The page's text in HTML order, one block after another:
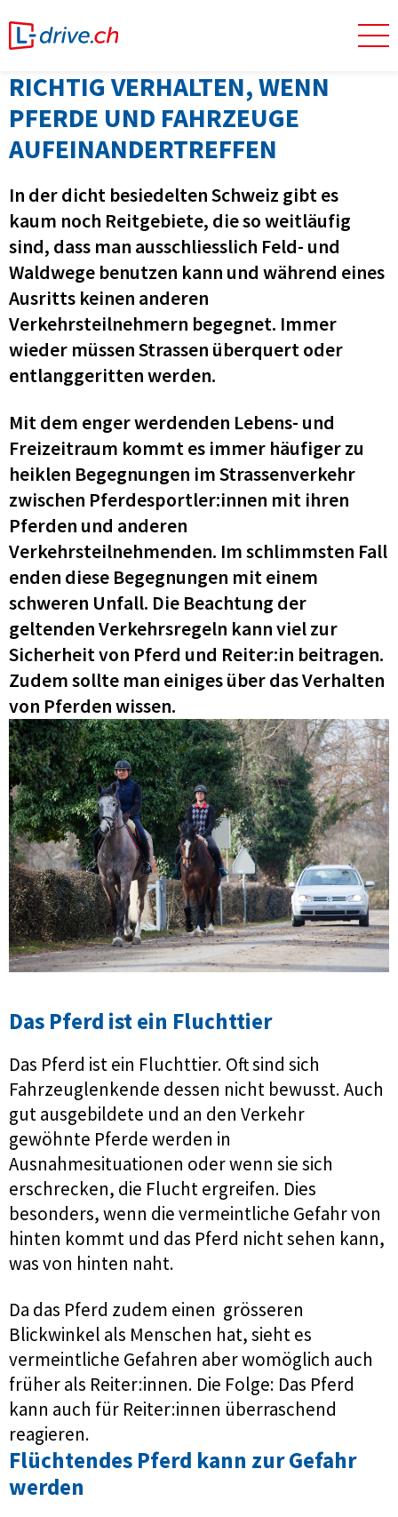
RICHTIG VERHALTEN, WENN
PFERDE UND FAHRZEUGE
AUFEINANDERTREFFEN
In der dicht besiedelten Schweiz gibt es
kaum noch Reitgebiete, die so weitläufig
sind, dass man ausschliesslich Feld- und
Waldwege benutzen kann und während eines
Ausritts keinen anderen
Verkehrsteilnehmern begegnet. Immer
wieder müssen Strassen überquert oder
entlanggeritten werden.
Mit dem enger werdenden Lebens- und
Freizeitraum kommt es immer häufiger zu
heiklen Begegnungen im Strassenverkehr
zwischen Pferdesportler:innen mit ihren
Pferden und anderen
Verkehrsteilnehmenden. Im schlimmsten Fall
enden diese Begegnungen mit einem
schweren Unfall. Die Beachtung der
geltenden Verkehrsregeln kann viel zur
Sicherheit von Pferd und Reiter:in beitragen.
Zudem sollte man einiges über das Verhalten
von Pferden wissen.
Das Pferd ist ein Fluchttier
Das Pferd ist ein Fluchttier. Oft sind sich
Fahrzeuglenkende dessen nicht bewusst. Auch
gut ausgebildete und an den Verkehr
gewöhnte Pferde werden in
Ausnahmesituationen oder wenn sie sich
erschrecken, die Flucht ergreifen. Dies
besonders, wenn die vermeintliche Gefahr von
hinten kommt und das Pferd nicht sehen kann,
was von hinten naht.
Da das Pferd zudem einen grösseren
Blickwinkel als Menschen hat, sieht es
vermeintliche Gefahren aber womöglich auch
früher als Reiter:innen. Die Folge: Das Pferd
kann auch für Reiter:innen überraschend
reagieren.
Flüchtendes Pferd kann zur Gefahr
werden